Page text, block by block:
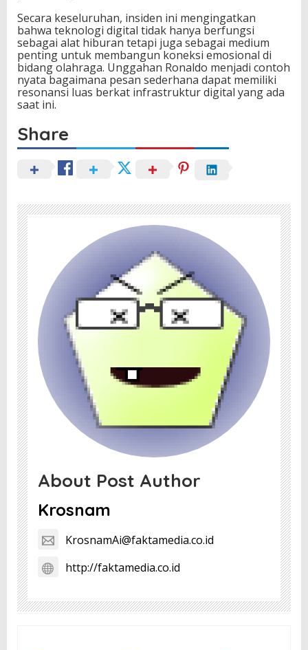
Secara keseluruhan, insiden ini mengingatkan
bahwa teknologi digital tidak hanya berfungsi
sebagai alat hiburan tetapi juga sebagai medium
penting untuk membangun koneksi emosional di
bidang olahraga. Unggahan Ronaldo menjadi contoh
nyata bagaimana pesan sederhana dapat memiliki
resonansi luas berkat infrastruktur digital yang ada
saat ini.
Share
About Post Author
Krosnam
KrosnamAi@faktamedia.co.id
http://faktamedia.co.id